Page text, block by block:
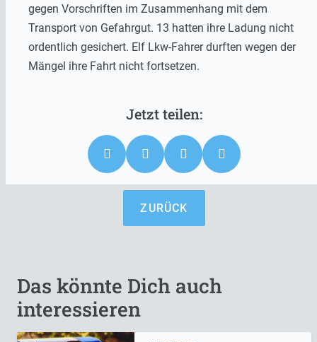
gegen Vorschriften im Zusammenhang mit dem
Transport von Gefahrgut. 13 hatten ihre Ladung nicht
ordentlich gesichert. Elf Lkw-Fahrer durften wegen der
Mängel ihre Fahrt nicht fortsetzen.
ZURÜCK
Das könnte Dich auch
interessieren